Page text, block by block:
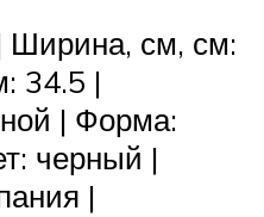
Ширина, см, см:
34.5 |
| Форма:
черный |
|